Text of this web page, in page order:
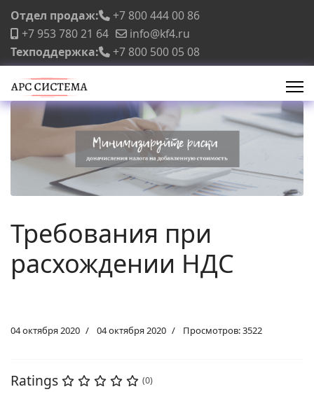
Отдел продаж:
+7 800 444 00 86
+7 953 780 21 64
info@kf4.ru
Техподдержка:
+7 800 500 05 08
Требования при
расхождении НДС
04 октября 2020 04 октября 2020 Просмотров: 3522
Ratings (0)